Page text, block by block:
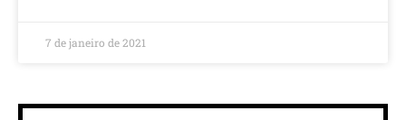
7 de janeiro de 2021